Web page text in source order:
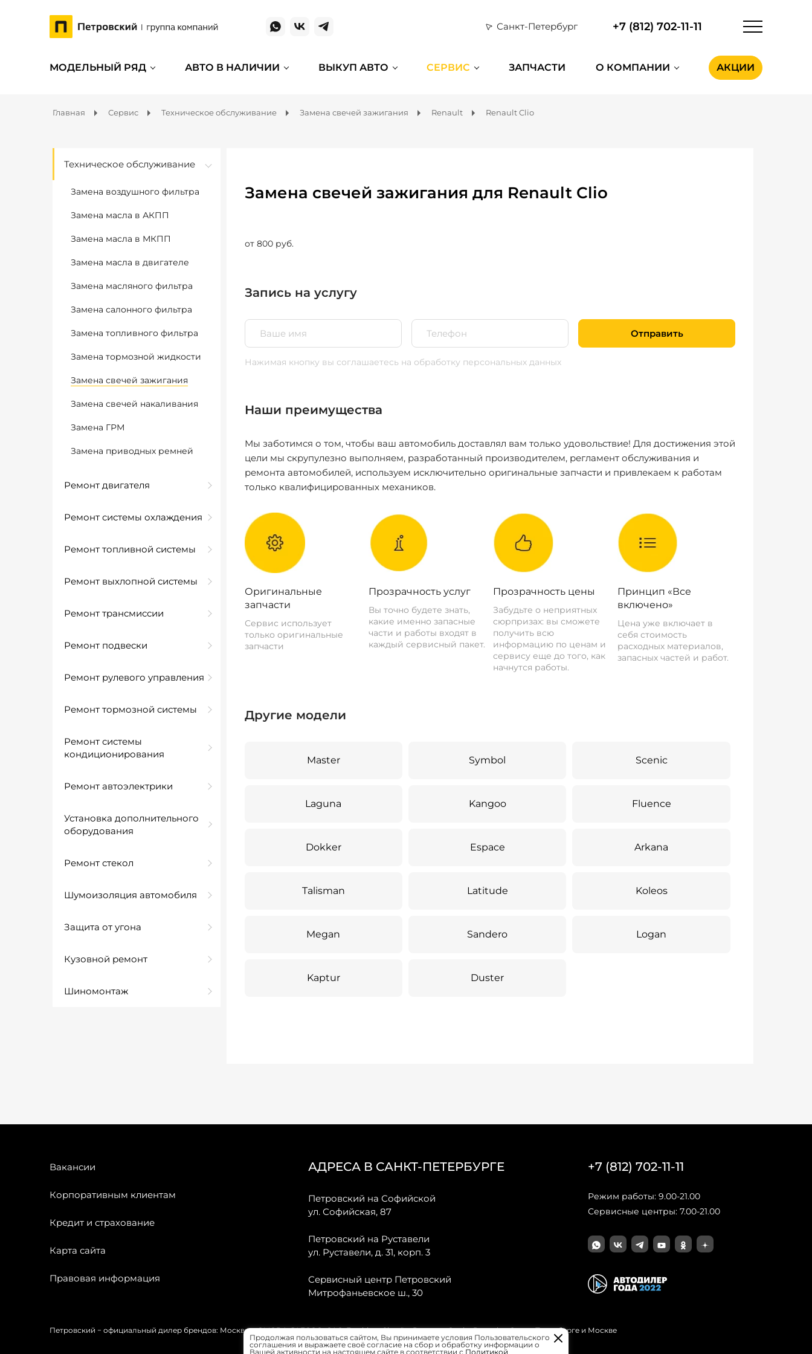
Санкт-Петербург +7 (812) 702-11-11
МОДЕЛЬНЫЙ РЯД АВТО В НАЛИЧИИ ВЫКУП АВТО СЕРВИС ЗАПЧАСТИ О КОМПАНИИ АКЦИИ
Главная Сервис Техническое обслуживание Замена свечей зажигания Renault Renault Clio
Техническое обслуживание
Замена воздушного фильтра
Замена масла в АКПП
Замена масла в МКПП
Замена масла в двигателе
Замена масляного фильтра
Замена салонного фильтра
Замена топливного фильтра
Замена тормозной жидкости
Замена свечей зажигания
Замена свечей накаливания
Замена ГРМ
Замена приводных ремней
Ремонт двигателя
Ремонт системы охлаждения
Ремонт топливной системы
Ремонт выхлопной системы
Ремонт трансмиссии
Ремонт подвески
Ремонт рулевого управления
Ремонт тормозной системы
Ремонт системы
кондиционирования
Ремонт автоэлектрики
Установка дополнительного
оборудования
Ремонт стекол
Шумоизоляция автомобиля
Защита от угона
Кузовной ремонт
Шиномонтаж
Замена свечей зажигания для Renault Clio
от 800 руб.
Запись на услугу
Отправить
Нажимая кнопку вы соглашаетесь на обработку персональных данных
Наши преимущества
Мы заботимся о том, чтобы ваш автомобиль доставлял вам только удовольствие! Для достижения этой
цели мы скрупулезно выполняем, разработанный производителем, регламент обслуживания и
ремонта автомобилей, используем исключительно оригинальные запчасти и привлекаем к работам
только квалифицированных механиков.
Оригинальные
запчасти
Сервис использует
только оригинальные
запчасти
Прозрачность услуг
Вы точно будете знать,
какие именно запасные
части и работы входят в
каждый сервисный пакет.
Прозрачность цены
Забудьте о неприятных
сюрпризах: вы сможете
получить всю
информацию по ценам и
сервису еще до того, как
начнутся работы.
Принцип «Все
включено»
Цена уже включает в
себя стоимость
расходных материалов,
запасных частей и работ.
Другие модели
Master Symbol Scenic
Laguna Kangoo Fluence
Dokker Espace Arkana
Talisman Latitude Koleos
Megan Sandero Logan
Kaptur Duster
Вакансии
Корпоративным клиентам
Кредит и страхование
Карта сайта
Правовая информация
АДРЕСА В САНКТ-ПЕТЕРБУРГЕ
Петровский на Софийской
ул. Софийская, 87
Петровский на Руставели
ул. Руставели, д. 31, корп. 3
Сервисный центр Петровский
Митрофаньевское ш., 30
+7 (812) 702-11-11
Режим работы: 9.00-21.00
Сервисные центры: 7.00-21.00
Петровский − официальный дилер брендов: Москвич, OMODA, JAECOO, GAC, Forthing, Citroёn, Peugeot, Opel и Renault в Санкт-Петербурге и Москве
Продолжая пользоваться сайтом, Вы принимаете условия Пользовательского
соглашения и выражаете своё согласие на сбор и обработку информации о
Вашей активности на настоящем сайте в соответствии с Политикой